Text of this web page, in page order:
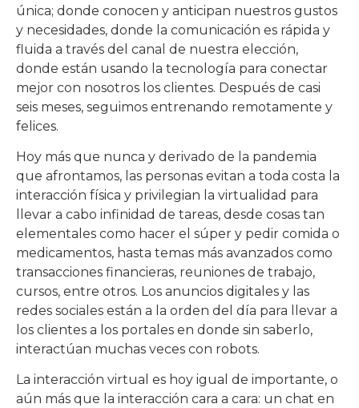
única; donde conocen y anticipan nuestros gustos
y necesidades, donde la comunicación es rápida y
fluida a través del canal de nuestra elección,
donde están usando la tecnología para conectar
mejor con nosotros los clientes. Después de casi
seis meses, seguimos entrenando remotamente y
felices.
Hoy más que nunca y derivado de la pandemia
que afrontamos, las personas evitan a toda costa la
interacción física y privilegian la virtualidad para
llevar a cabo infinidad de tareas, desde cosas tan
elementales como hacer el súper y pedir comida o
medicamentos, hasta temas más avanzados como
transacciones financieras, reuniones de trabajo,
cursos, entre otros. Los anuncios digitales y las
redes sociales están a la orden del día para llevar a
los clientes a los portales en donde sin saberlo,
interactúan muchas veces con robots.
La interacción virtual es hoy igual de importante, o
aún más que la interacción cara a cara: un chat en